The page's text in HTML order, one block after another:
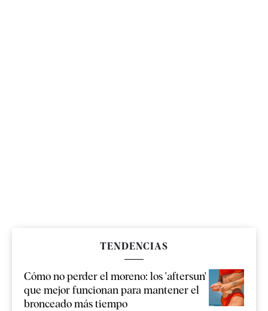
TENDENCIAS
Cómo no perder el moreno: los 'aftersun'
que mejor funcionan para mantener el
bronceado más tiempo